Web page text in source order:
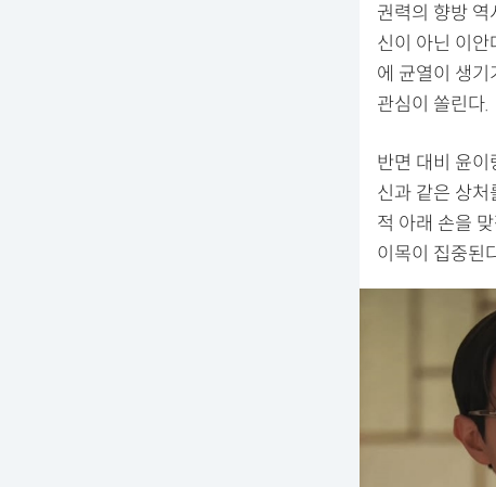
권력의 향방
신이 아닌 이안
에 균열이 생기
관심이 쏠린다.
반면 대비 윤
신과 같은 상
적 아래 손을
이목이 집중된